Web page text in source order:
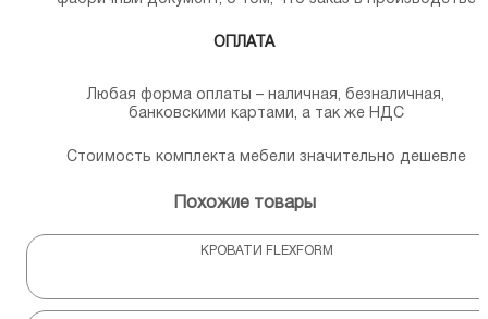
ОПЛАТА
Любая форма оплаты – наличная, безналичная,
банковскими картами, а так же НДС
Стоимость комплекта мебели значительно дешевле
Похожие товары
КРОВАТИ FLEXFORM